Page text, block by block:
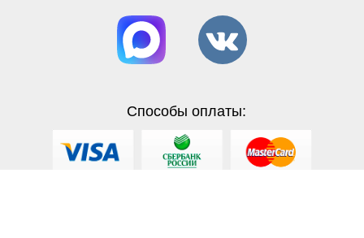
Способы оплаты: